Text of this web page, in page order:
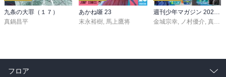
九条の大罪（１７）
真鍋昌平
あかね噺 23
末永裕樹, 馬上鷹将
週刊少年マガジン 2026年36・37号[2026年8月5日発売]
金城宗幸, ノ村優介, 真島ヒロ
フロア